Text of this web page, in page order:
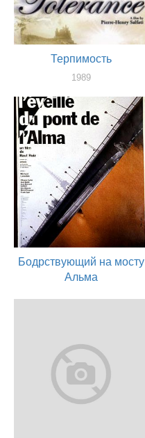
Терпимость
1989
Бодрствующий на мосту
Альма